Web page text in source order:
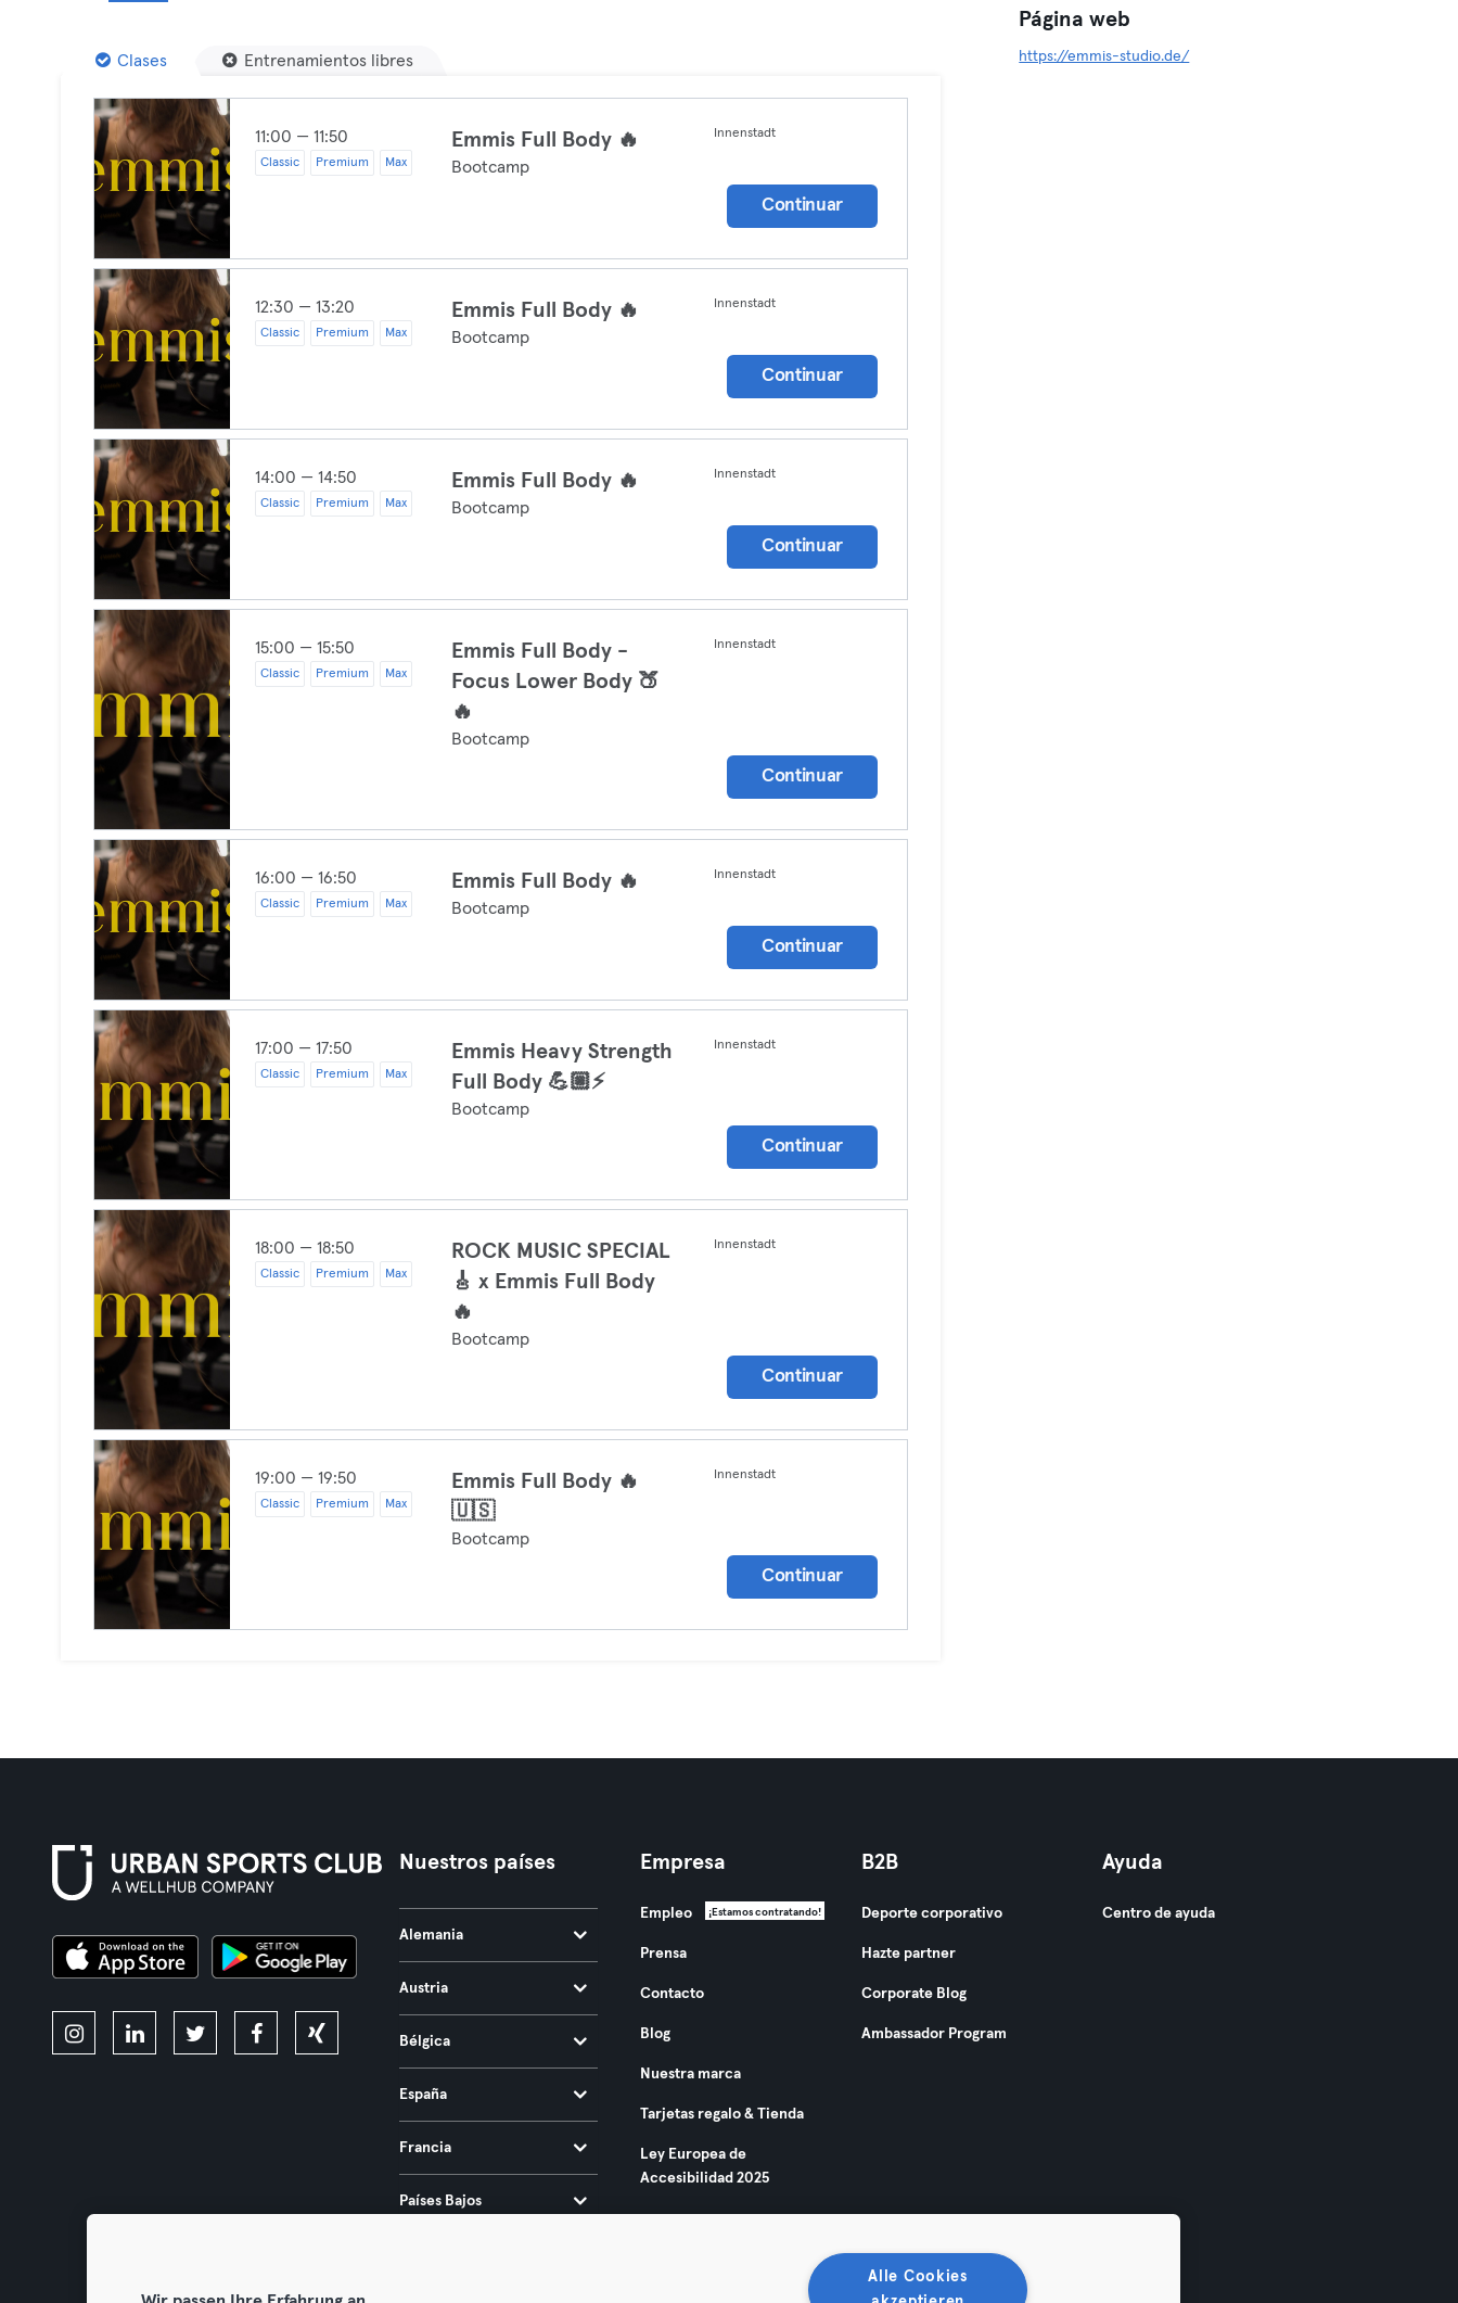
Clases Entrenamientos libres
11:00 — 11:50
Classic Premium Max
Emmis Full Body 🔥
Bootcamp
Innenstadt
Continuar
12:30 — 13:20
Classic Premium Max
Emmis Full Body 🔥
Bootcamp
Innenstadt
Continuar
14:00 — 14:50
Classic Premium Max
Emmis Full Body 🔥
Bootcamp
Innenstadt
Continuar
15:00 — 15:50
Classic Premium Max
Emmis Full Body -
Focus Lower Body 🍑
🔥
Bootcamp
Innenstadt
Continuar
16:00 — 16:50
Classic Premium Max
Emmis Full Body 🔥
Bootcamp
Innenstadt
Continuar
17:00 — 17:50
Classic Premium Max
Emmis Heavy Strength
Full Body 💪🏼⚡️
Bootcamp
Innenstadt
Continuar
18:00 — 18:50
Classic Premium Max
ROCK MUSIC SPECIAL
🎸 x Emmis Full Body
🔥
Bootcamp
Innenstadt
Continuar
19:00 — 19:50
Classic Premium Max
Emmis Full Body 🔥
🇺🇸
Bootcamp
Innenstadt
Continuar
Página web
https://emmis-studio.de/
Nuestros países
Alemania
Austria
Bélgica
España
Francia
Países Bajos
Empresa
Empleo ¡Estamos contratando!
Prensa
Contacto
Blog
Nuestra marca
Tarjetas regalo & Tienda
Ley Europea de
Accesibilidad 2025
B2B
Deporte corporativo
Hazte partner
Corporate Blog
Ambassador Program
Ayuda
Centro de ayuda
Alle Cookies